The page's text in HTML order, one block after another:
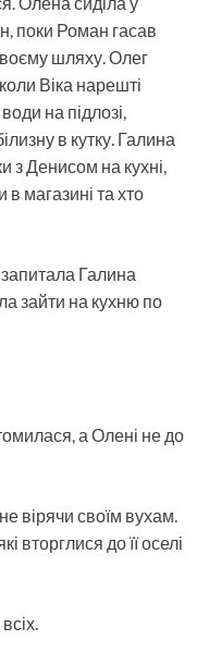
поки Роман гасав
шляху. Олег
Віка нарешті
на підлозі,
в кутку. Галина
з Денисом на кухні,
магазині та хто
Галина
зайти на кухню по
а Олені не до
вірячи своїм вухам.
вторглися до її оселі